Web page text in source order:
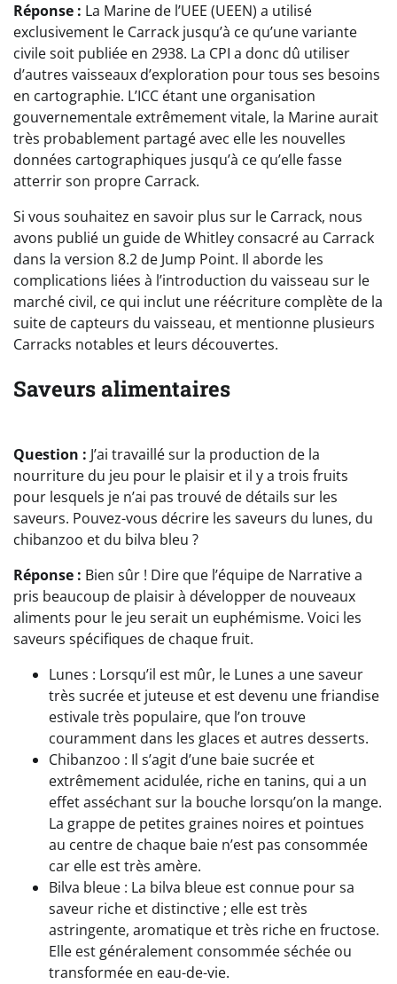
Réponse : La Marine de l’UEE (UEEN) a utilisé
exclusivement le Carrack jusqu’à ce qu’une variante
civile soit publiée en 2938. La CPI a donc dû utiliser
d’autres vaisseaux d’exploration pour tous ses besoins
en cartographie. L’ICC étant une organisation
gouvernementale extrêmement vitale, la Marine aurait
très probablement partagé avec elle les nouvelles
données cartographiques jusqu’à ce qu’elle fasse
atterrir son propre Carrack.
Si vous souhaitez en savoir plus sur le Carrack, nous
avons publié un guide de Whitley consacré au Carrack
dans la version 8.2 de Jump Point. Il aborde les
complications liées à l’introduction du vaisseau sur le
marché civil, ce qui inclut une réécriture complète de la
suite de capteurs du vaisseau, et mentionne plusieurs
Carracks notables et leurs découvertes.
Saveurs alimentaires
Question : J’ai travaillé sur la production de la
nourriture du jeu pour le plaisir et il y a trois fruits
pour lesquels je n’ai pas trouvé de détails sur les
saveurs. Pouvez-vous décrire les saveurs du lunes, du
chibanzoo et du bilva bleu ?
Réponse : Bien sûr ! Dire que l’équipe de Narrative a
pris beaucoup de plaisir à développer de nouveaux
aliments pour le jeu serait un euphémisme. Voici les
saveurs spécifiques de chaque fruit.
Lunes : Lorsqu’il est mûr, le Lunes a une saveur
très sucrée et juteuse et est devenu une friandise
estivale très populaire, que l’on trouve
couramment dans les glaces et autres desserts.
Chibanzoo : Il s’agit d’une baie sucrée et
extrêmement acidulée, riche en tanins, qui a un
effet asséchant sur la bouche lorsqu’on la mange.
La grappe de petites graines noires et pointues
au centre de chaque baie n’est pas consommée
car elle est très amère.
Bilva bleue : La bilva bleue est connue pour sa
saveur riche et distinctive ; elle est très
astringente, aromatique et très riche en fructose.
Elle est généralement consommée séchée ou
transformée en eau-de-vie.